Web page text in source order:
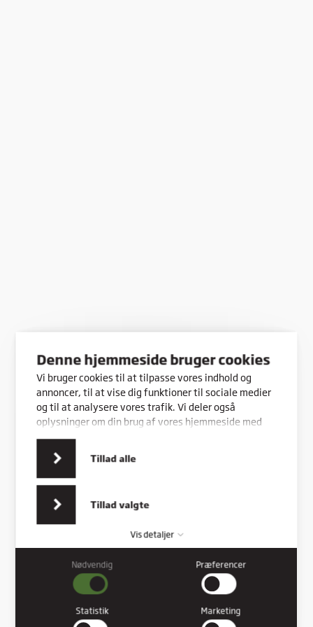
Denne hjemmeside bruger cookies
Vi bruger cookies til at tilpasse vores indhold og
annoncer, til at vise dig funktioner til sociale medier
og til at analysere vores trafik. Vi deler også
oplysninger om din brug af vores hjemmeside med
vores partnere inden for sociale medier,
annonceringspartnere og analysepartnere. Vores
partnere kan kombinere disse data med andre
oplysninger, du har givet dem, eller som de har
indsamlet fra din brug af deres tjenester.
Tillad valgte
Tillad alle
Vis detaljer
Nødvendig
Nødvendige cookies hjælper med at gøre en hjemmeside
brugbar ved at aktivere grundlæggende funktioner såsom
side-navigation og adgang til sikre områder af hjemmesiden.
Nødvendig Præferencer
Statistik Marketing